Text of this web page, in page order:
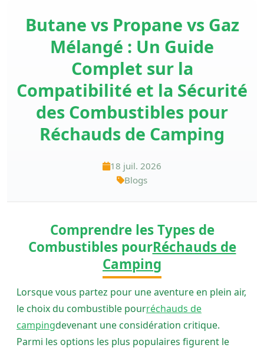
Butane vs Propane vs Gaz
Mélangé : Un Guide
Complet sur la
Compatibilité et la Sécurité
des Combustibles pour
Réchauds de Camping
18 juil. 2026
Blogs
Comprendre les Types de
Combustibles pourRéchauds de
Camping
Lorsque vous partez pour une aventure en plein air,
le choix du combustible pourréchauds de
campingdevenant une considération critique.
Parmi les options les plus populaires figurent le